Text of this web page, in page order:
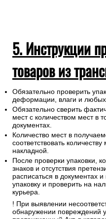
5. Инструкции
товаров из
Обязательно проверить
деформации, влаги и
Обязательно сверить
мест с количеством мест в
документах.
Количество мест в
соответствовать
накладной.
После проверки упаковки,
знаков и отсутствия
расписаться в документах и
упаковку и проверить на
курьера.
! При выявлении
обнаружении повреждений